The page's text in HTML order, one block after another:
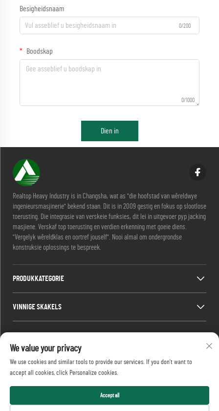
Besigheidsnaam
0/200
Boodskap
0/1000
Dien in
Realtop Heavy Industry is in Changsha, wat as "die hoofstad van wêreldwye
ingenieursmasjinerie" bekend staan. Dit is in 2009 gestig en fokus op slootlose
toerusting. Die integrasie van verskeie funksies, dit lei in uitgevoer pyp jacking
masjiene. Verskaf top toerusting en verdien erkenning met goeie diens.
"Vergelyk wêreldklas en oortref jouself". Nooi almal om ondergrondse
konstruksie oplossings te bespreek.
PRODUKKATEGORIE
VINNIGE SKAKELS
KONTAKINLIGTING
Office add : No. 688, Shaping Industry Park, Kaifu District, Changsha City,
Kopiereg © 2026 Realtop Heavy Industry Co., Ltd Alle regte voorbehou.
We value your privacy
We use cookies and similar tools to provide our services. If you don't want to
accept all cookies, click Personalize cookies.
Accept all